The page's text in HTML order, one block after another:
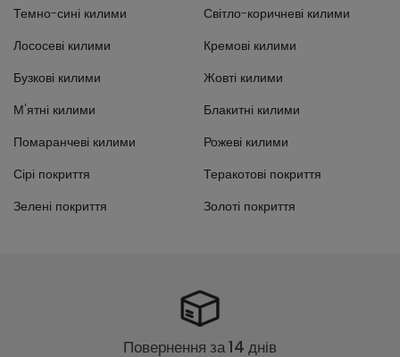
Темно-сині килими
Світло-коричневі килими
Лососеві килими
Кремові килими
Бузкові килими
Жовті килими
М'ятні килими
Блакитні килими
Помаранчеві килими
Рожеві килими
Сірі покриття
Теракотові покриття
Зелені покриття
Золоті покриття
Повернення за 14 днів